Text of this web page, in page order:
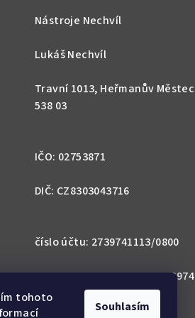
tohoto
Souhlasím
Nástroje Nechvíl
Lukáš Nechvíl
Travní 1013, Heřmanův Městec
538 03
IČO: 02753871
DIČ: CZ8303043716
číslo účtu: 2739741113/0800
IBAN: CZ57 0800 0000 0027 3974
1113